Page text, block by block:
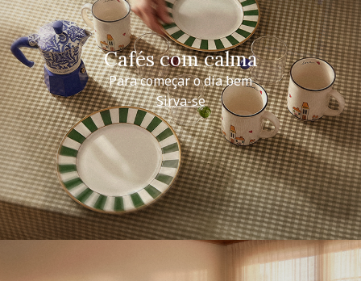
Cafés com calma
Para começar o dia bem
Sirva-se